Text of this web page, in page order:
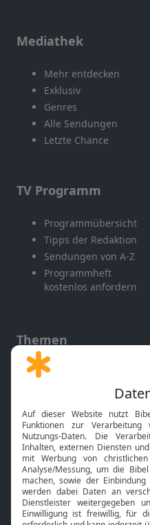
Mediathek
Mehr entdecken
Exklusiv
Genres
Alle Sendungen
Letzte Chance
TV Programm
Programmübersicht
Tipps der Redaktion
Sendungen von A-Z
Programmheft
kostenlos anfordern
Themen
Gott und Bibel erklärt
Neuigkeiten